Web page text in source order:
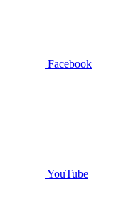
Facebook
YouTube